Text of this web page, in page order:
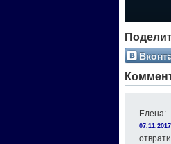
Елена: